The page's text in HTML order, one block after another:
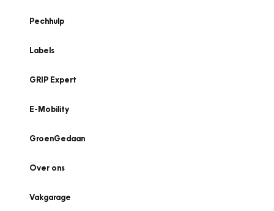
Pechhulp
Labels
GRIP Expert
E-Mobility
GroenGedaan
Over ons
Vakgarage